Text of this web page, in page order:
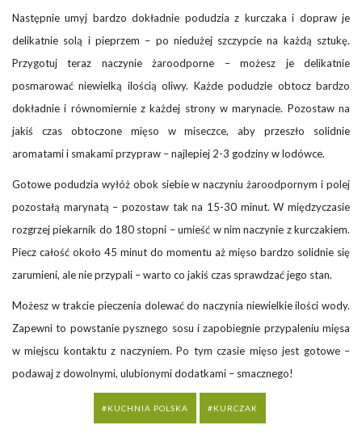
Następnie umyj bardzo dokładnie podudzia z kurczaka i dopraw je
delikatnie solą i pieprzem – po niedużej szczypcie na każdą sztukę.
Przygotuj teraz naczynie żaroodporne – możesz je delikatnie
posmarować niewielką ilością oliwy. Każde podudzie obtocz bardzo
dokładnie i równomiernie z każdej strony w marynacie. Pozostaw na
jakiś czas obtoczone mięso w miseczce, aby przeszło solidnie
aromatami i smakami przypraw – najlepiej 2-3 godziny w lodówce.
Gotowe podudzia wyłóż obok siebie w naczyniu żaroodpornym i polej
pozostałą marynatą – pozostaw tak na 15-30 minut. W międzyczasie
rozgrzej piekarnik do 180 stopni – umieść w nim naczynie z kurczakiem.
Piecz całość około 45 minut do momentu aż mięso bardzo solidnie się
zarumieni, ale nie przypali – warto co jakiś czas sprawdzać jego stan.
Możesz w trakcie pieczenia dolewać do naczynia niewielkie ilości wody.
Zapewni to powstanie pysznego sosu i zapobiegnie przypaleniu mięsa
w miejscu kontaktu z naczyniem. Po tym czasie mięso jest gotowe –
podawaj z dowolnymi, ulubionymi dodatkami – smacznego!
KUCHNIA POLSKA KURCZAK